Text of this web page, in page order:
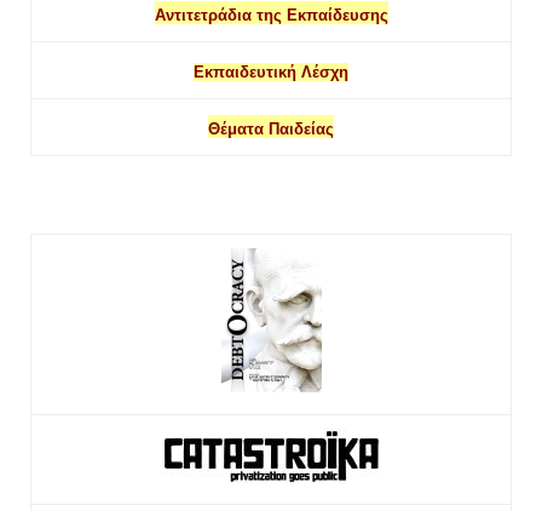
Αντιτετράδια της Εκπαίδευσης
Εκπαιδευτική Λέσχη
Θέματα Παιδείας